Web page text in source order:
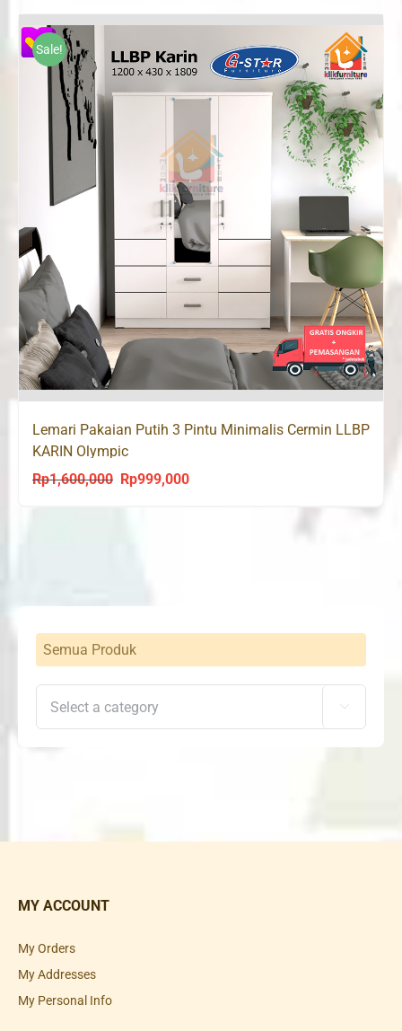
Sale!
Lemari Pakaian Putih 3 Pintu Minimalis Cermin LLBP
KARIN Olympic
Rp1,600,000
Original
Rp999,000Current
Semua Produk

MY ACCOUNT
My Orders
My Addresses
My Personal Info